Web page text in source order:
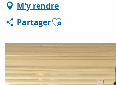
SÉJOURNER
M'y rendre
PartagerAjouter aux favoris